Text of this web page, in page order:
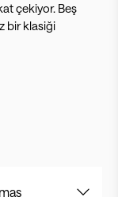
çekiyor. Beş
bir klasiği